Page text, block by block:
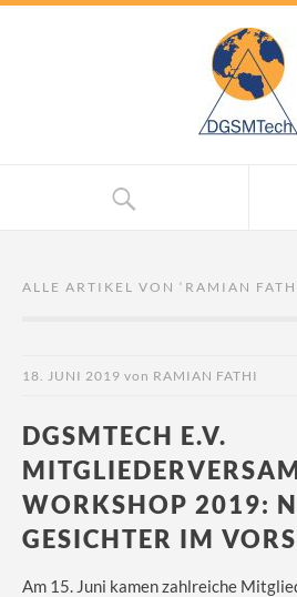
ALLE ARTIKEL VON ‘ RAMIAN
18. JUNI 2019 von RAMIAN FATHI
DGSMTECH E.V.
WORKSHOP 2019:
GESICHTER IM
Am 15. Juni kamen zahlreiche